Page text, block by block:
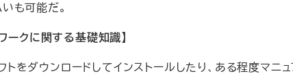
も可能だ。
ークに関する基礎知識】
トをダウンロードしてインストールしたり、ある程度マ